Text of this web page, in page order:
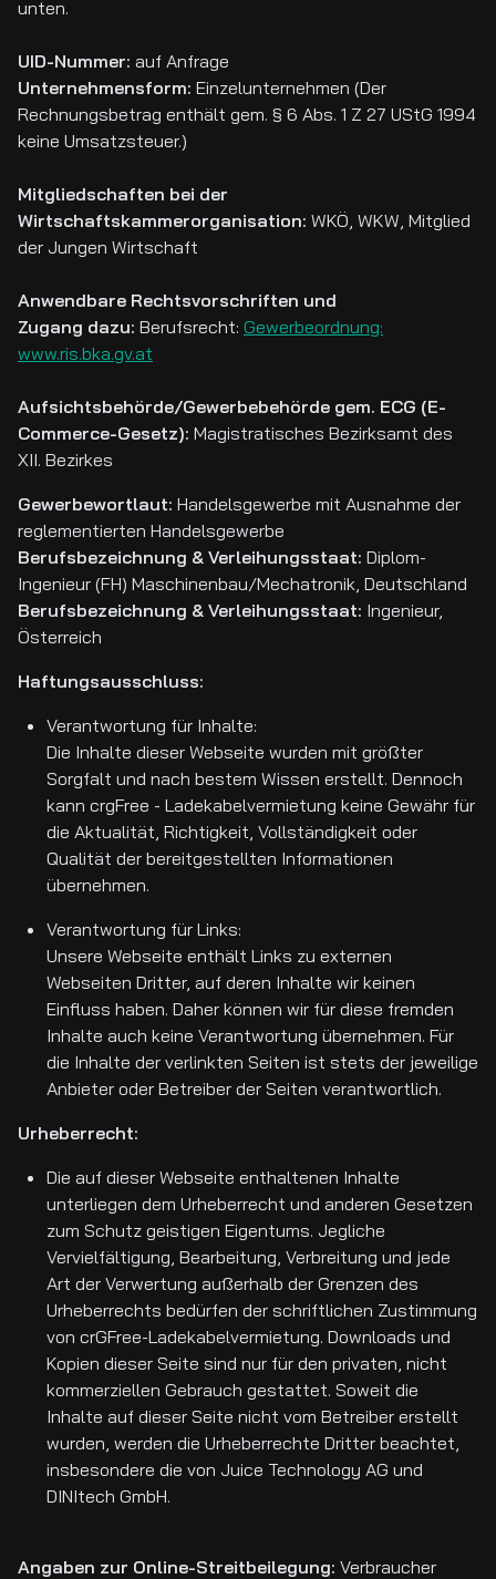
unten.
UID-Nummer: auf Anfrage
Unternehmensform: Einzelunternehmen (Der
Rechnungsbetrag enthält gem. § 6 Abs. 1 Z 27 UStG 1994
keine Umsatzsteuer.)
Mitgliedschaften bei der
Wirtschaftskammerorganisation: WKÖ, WKW, Mitglied
der Jungen Wirtschaft
Anwendbare Rechtsvorschriften und
Zugang dazu: Berufsrecht: Gewerbeordnung:
www.ris.bka.gv.at
Aufsichtsbehörde/Gewerbebehörde gem. ECG (E-
Commerce-Gesetz): Magistratisches Bezirksamt des
XII. Bezirkes
Gewerbewortlaut: Handelsgewerbe mit Ausnahme der
reglementierten Handelsgewerbe
Berufsbezeichnung & Verleihungsstaat: Diplom-
Ingenieur (FH) Maschinenbau/Mechatronik, Deutschland
Berufsbezeichnung & Verleihungsstaat: Ingenieur,
Österreich
Haftungsausschluss:
Verantwortung für Inhalte:
Die Inhalte dieser Webseite wurden mit größter
Sorgfalt und nach bestem Wissen erstellt. Dennoch
kann crgFree - Ladekabelvermietung keine Gewähr für
die Aktualität, Richtigkeit, Vollständigkeit oder
Qualität der bereitgestellten Informationen
übernehmen.
Verantwortung für Links:
Unsere Webseite enthält Links zu externen
Webseiten Dritter, auf deren Inhalte wir keinen
Einfluss haben. Daher können wir für diese fremden
Inhalte auch keine Verantwortung übernehmen. Für
die Inhalte der verlinkten Seiten ist stets der jeweilige
Anbieter oder Betreiber der Seiten verantwortlich.
Urheberrecht:
Die auf dieser Webseite enthaltenen Inhalte
unterliegen dem Urheberrecht und anderen Gesetzen
zum Schutz geistigen Eigentums. Jegliche
Vervielfältigung, Bearbeitung, Verbreitung und jede
Art der Verwertung außerhalb der Grenzen des
Urheberrechts bedürfen der schriftlichen Zustimmung
von crGFree-Ladekabelvermietung. Downloads und
Kopien dieser Seite sind nur für den privaten, nicht
kommerziellen Gebrauch gestattet. Soweit die
Inhalte auf dieser Seite nicht vom Betreiber erstellt
wurden, werden die Urheberrechte Dritter beachtet,
insbesondere die von Juice Technology AG und
DINItech GmbH.
Angaben zur Online-Streitbeilegung: Verbraucher